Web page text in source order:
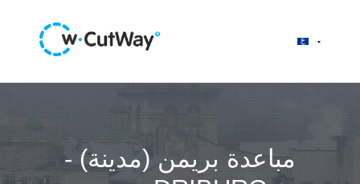
مباعدة بريمن (مدينة) -